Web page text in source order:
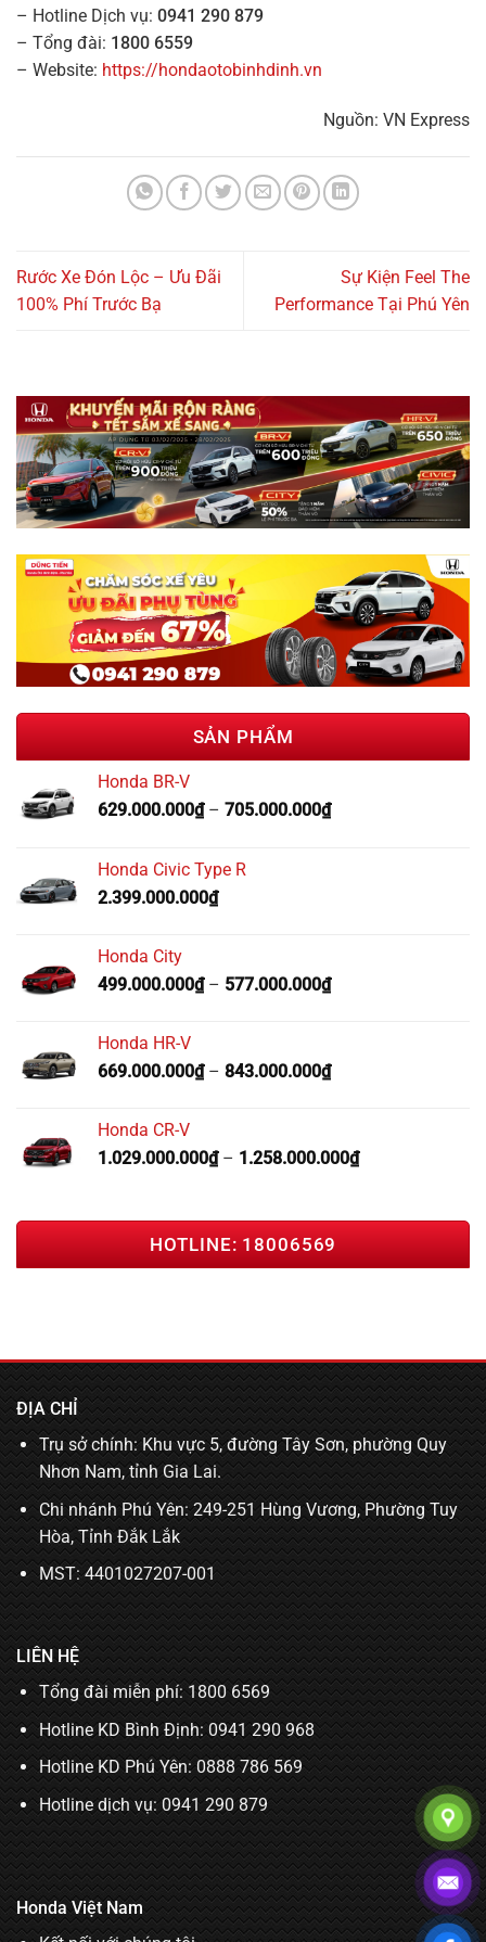
– Hotline Dịch vụ: 0941 290 879
– Tổng đài: 1800 6559
– Website: https://hondaotobinhdinh.vn
Nguồn: VN Express
Rước Xe Đón Lộc – Ưu Đãi
100% Phí Trước Bạ
Sự Kiện Feel The
Performance Tại Phú Yên
SẢN PHẨM
Honda BR-V
629.000.000₫– 705.000.000₫
Honda Civic Type R
2.399.000.000₫
Honda City
499.000.000₫– 577.000.000₫
Honda HR-V
669.000.000₫– 843.000.000₫
Honda CR-V
1.029.000.000₫– 1.258.000.000₫
HOTLINE: 18006569
ĐỊA CHỈ
Trụ sở chính: Khu vực 5, đường Tây Sơn, phường Quy
Nhơn Nam, tỉnh Gia Lai.
Chi nhánh Phú Yên: 249-251 Hùng Vương, Phường Tuy
Hòa, Tỉnh Đắk Lắk
MST: 4401027207-001
LIÊN HỆ
Tổng đài miễn phí: 1800 6569
Hotline KD Bình Định:0941 290 968
Hotline KD Phú Yên:0888 786 569
Hotline dịch vụ: 0941 290 879
Honda Việt Nam